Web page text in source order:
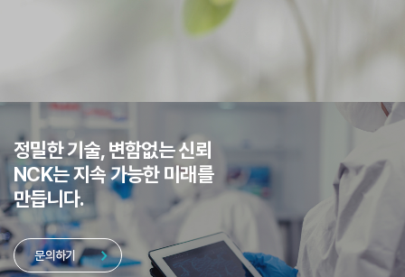
정밀한 기술, 변함없는 신뢰
NCK는 지속 가능한 미래를
만듭니다.
문의하기